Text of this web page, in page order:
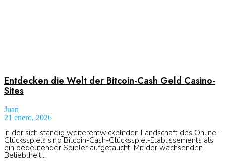
Entdecken die Welt der Bitcoin-Cash Geld Casino-
Sites
Juan
21 enero, 2026
In der sich ständig weiterentwickelnden Landschaft des Online-
Glücksspiels sind Bitcoin-Cash-Glücksspiel-Etablissements als
ein bedeutender Spieler aufgetaucht. Mit der wachsenden
Beliebtheit...